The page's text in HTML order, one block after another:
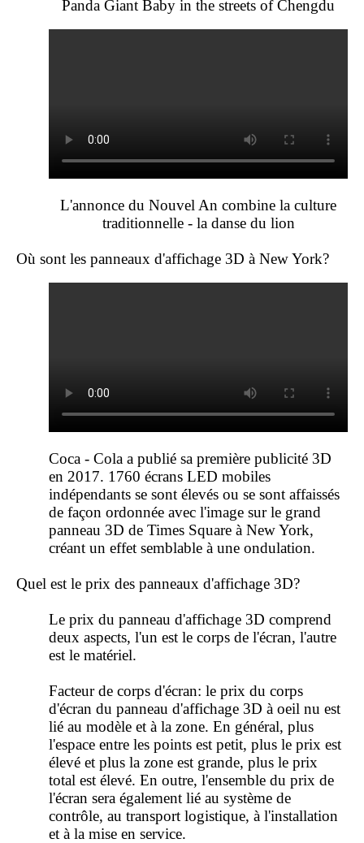
Panda Giant Baby in the streets of Chengdu
L'annonce du Nouvel An combine la culture
traditionnelle - la danse du lion
Où sont les panneaux d'affichage 3D à New York?
Coca - Cola a publié sa première publicité 3D
en 2017. 1760 écrans LED mobiles
indépendants se sont élevés ou se sont affaissés
de façon ordonnée avec l'image sur le grand
panneau 3D de Times Square à New York,
créant un effet semblable à une ondulation.
Quel est le prix des panneaux d'affichage 3D?
Le prix du panneau d'affichage 3D comprend
deux aspects, l'un est le corps de l'écran, l'autre
est le matériel.
Facteur de corps d'écran: le prix du corps
d'écran du panneau d'affichage 3D à oeil nu est
lié au modèle et à la zone. En général, plus
l'espace entre les points est petit, plus le prix est
élevé et plus la zone est grande, plus le prix
total est élevé. En outre, l'ensemble du prix de
l'écran sera également lié au système de
contrôle, au transport logistique, à l'installation
et à la mise en service.